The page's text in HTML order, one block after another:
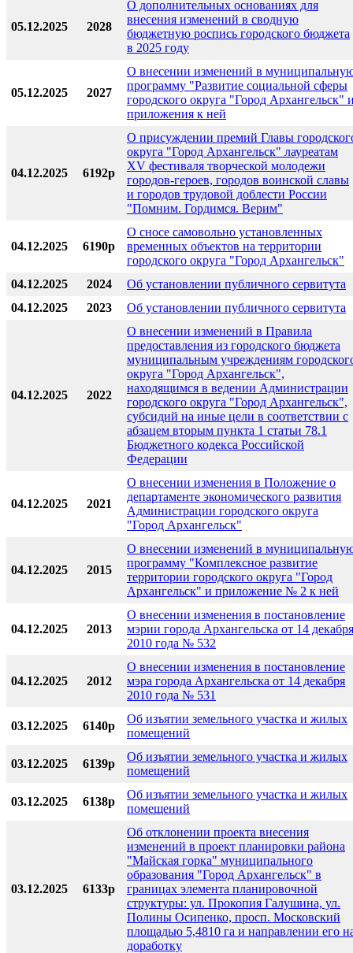
05.12.2025 2028
О дополнительных основаниях для
внесения изменений в сводную
бюджетную роспись городского бюджета
в 2025 году
05.12.2025 2027
О внесении изменений в
программу "Развитие социальной сферы
городского округа "Город Архангельск"
приложения к ней
04.12.2025 6192р
О присуждении премий Главы
округа "Город Архангельск" лауреатам
XV фестиваля творческой молодежи
городов-героев, городов воинской славы
и городов трудовой доблести России
"Помним. Гордимся. Верим"
04.12.2025 6190р
О сносе самовольно установленных
временных объектов на территории
городского округа "Город Архангельск"
04.12.2025
2024
Об установлении публичного сервитута
04.12.2025
2023 Об установлении публичного сервитута
04.12.2025 2022
О внесении изменений в Правила
предоставления из городского бюджета
муниципальным учреждениям
округа "Город Архангельск",
находящимся в ведении Администрации
городского округа "Город Архангельск",
субсидий на иные цели в соответствии с
абзацем вторым пункта 1 статьи 78.1
Бюджетного кодекса Российской
Федерации
04.12.2025 2021
О внесении изменения в Положение о
департаменте экономического развития
Администрации городского округа
"Город Архангельск"
04.12.2025 2015
О внесении изменений в
программу "Комплексное развитие
территории городского округа "Город
Архангельск" и приложение № 2 к ней
04.12.2025 2013
О внесении изменения в постановление
мэрии города Архангельска от 14 декабря
2010 года № 532
04.12.2025 2012
О внесении изменения в постановление
мэра города Архангельска от 14 декабря
2010 года № 531
03.12.2025 6140р
Об изъятии земельного участка и жилых
помещений
03.12.2025 6139р
Об изъятии земельного участка и жилых
помещений
03.12.2025 6138р
Об изъятии земельного участка и жилых
помещений
03.12.2025 6133р
Об отклонении проекта внесения
изменений в проект планировки района
"Майская горка" муниципального
образования "Город Архангельск" в
границах элемента планировочной
структуры: ул. Прокопия Галушина, ул.
Полины Осипенко, просп. Московский
площадью 5,4810 га и направлении его
доработку